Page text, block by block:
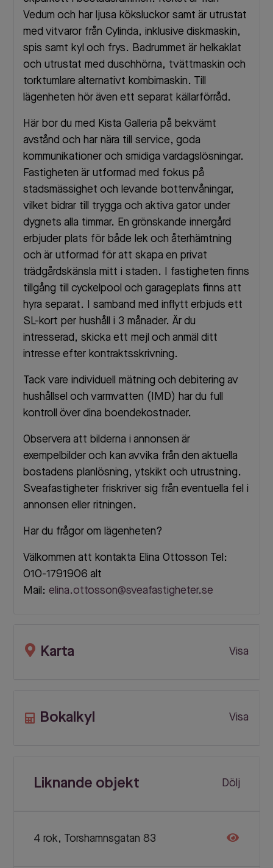
Vedum och har ljusa köksluckor samt är utrustat
med vitvaror från Cylinda, inklusive diskmaskin,
spis samt kyl och frys. Badrummet är helkaklat
och utrustat med duschhörna, tvättmaskin och
torktumlare alternativt kombimaskin. Till
lägenheten hör även ett separat källarförråd.
Här bor du med Kista Galleria på bekvämt
avstånd och har nära till service, goda
kommunikationer och smidiga vardagslösningar.
Fastigheten är utformad med fokus på
stadsmässighet och levande bottenvåningar,
vilket bidrar till trygga och aktiva gator under
dygnets alla timmar. En grönskande innergård
erbjuder plats för både lek och återhämtning
och är utformad för att skapa en privat
trädgårdskänsla mitt i staden. I fastigheten finns
tillgång till cyckelpool och garageplats finns att
hyra separat. I samband med inflytt erbjuds ett
SL-kort per hushåll i 3 månader. Är du
intresserad, skicka ett mejl och anmäl ditt
intresse efter kontraktsskrivning.
Tack vare individuell mätning och debitering av
hushållsel och varmvatten (IMD) har du full
kontroll över dina boendekostnader.
Observera att bilderna i annonsen är
exempelbilder och kan avvika från den aktuella
bostadens planlösning, ytskikt och utrustning.
Sveafastigheter friskriver sig från eventuella fel i
annonsen eller ritningen.
Har du frågor om lägenheten?
Välkommen att kontakta Elina Ottosson Tel:
010-1791906 alt
Mail: elina.ottosson@sveafastigheter.se
Karta Visa
Bokalkyl Visa
Liknande objekt Dölj
4 rok, Torshamnsgatan 83